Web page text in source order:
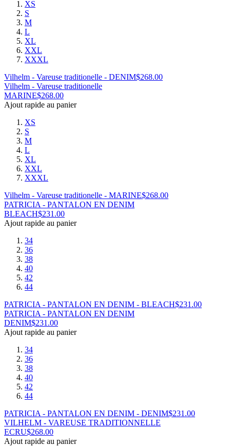
XS
S
M
L
XL
XXL
XXXL
Vilhelm - Vareuse traditionelle - DENIM$268.00
Vilhelm - Vareuse traditionelle
MARINE$268.00
Ajout rapide au panier
XS
S
M
L
XL
XXL
XXXL
Vilhelm - Vareuse traditionelle - MARINE$268.00
PATRICIA - PANTALON EN DENIM
BLEACH$231.00
Ajout rapide au panier
34
36
38
40
42
44
PATRICIA - PANTALON EN DENIM - BLEACH$231.00
PATRICIA - PANTALON EN DENIM
DENIM$231.00
Ajout rapide au panier
34
36
38
40
42
44
PATRICIA - PANTALON EN DENIM - DENIM$231.00
VILHELM - VAREUSE TRADITIONNELLE
ECRU$268.00
Ajout rapide au panier